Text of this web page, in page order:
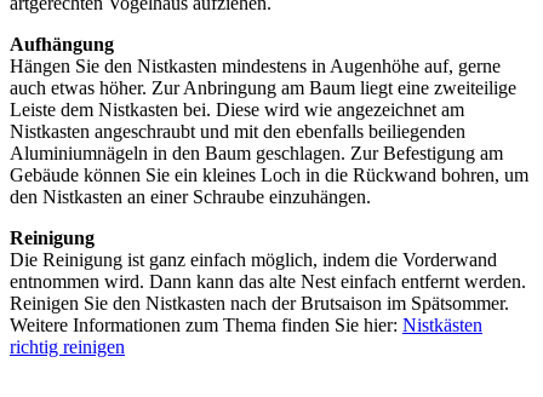
Aufhängung
Hängen Sie den Nistkasten mindestens in Augenhöhe auf, gerne
auch etwas höher. Zur Anbringung am Baum liegt eine zweiteilige
Leiste dem Nistkasten bei. Diese wird wie angezeichnet am
Nistkasten angeschraubt und mit den ebenfalls beiliegenden
Aluminiumnägeln in den Baum geschlagen. Zur Befestigung am
Gebäude können Sie ein kleines Loch in die Rückwand bohren, um
den Nistkasten an einer Schraube einzuhängen.
Reinigung
Die Reinigung ist ganz einfach möglich, indem die Vorderwand
entnommen wird. Dann kann das alte Nest einfach entfernt werden.
Reinigen Sie den Nistkasten nach der Brutsaison im Spätsommer.
Weitere Informationen zum Thema finden Sie hier: Nistkästen
richtig reinigen